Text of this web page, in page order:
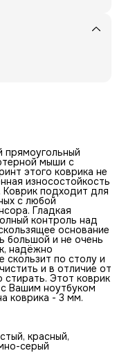
прямоугольный
мыши с
этого коврика не
износостойкость
подходит для
с любой
Гладкая
контроль над
основание
большой и не очень
надёжно
скользит по столу и
и в отличие от
стирать. Этот коврик
Вашим ноутбуком
коврика - 3 мм.
красный,
серый